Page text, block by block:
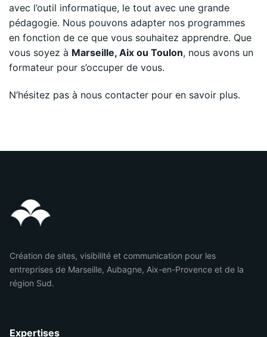
avec l’outil informatique, le tout avec une grande
pédagogie. Nous pouvons adapter nos programmes
en fonction de ce que vous souhaitez apprendre. Que
vous soyez à Marseille, Aix ou Toulon, nous avons un
formateur pour s’occuper de vous.
N’hésitez pas à nous contacter pour en savoir plus.
Création de sites, visibilité et communication pour les
entreprises de Marseille, Aubagne, Aix-en-Provence et de la
région Sud.
Expertises